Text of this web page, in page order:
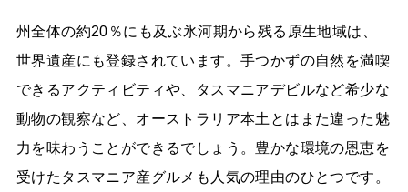
州全体の約20％にも及ぶ氷河期から残る原生地域は、
世界遺産にも登録されています。手つかずの自然を満喫
できるアクティビティや、タスマニアデビルなど希少な
動物の観察など、オーストラリア本土とはまた違った魅
力を味わうことができるでしょう。豊かな環境の恩恵を
受けたタスマニア産グルメも人気の理由のひとつです。